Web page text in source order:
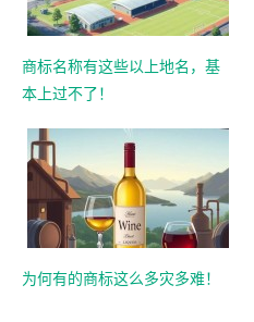
商标名称有这些以上地名，基
本上过不了！
为何有的商标这么多灾多难！